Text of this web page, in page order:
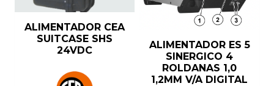
ALIMENTADOR CEA
SUITCASE SHS
24VDC
ALIMENTADOR ES 5
SINERGICO 4
ROLDANAS 1,0
1,2MM V/A DIGITAL